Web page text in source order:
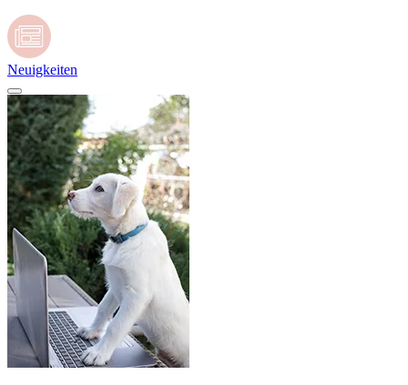
Neuigkeiten